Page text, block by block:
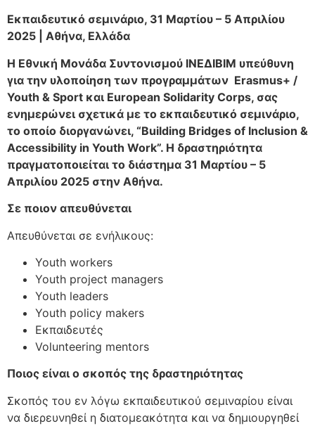
Εκπαιδευτικό σεμινάριο, 31 Μαρτίου – 5 Απριλίου
2025 | Αθήνα, Ελλάδα
Η Εθνική Μονάδα Συντονισμού ΙΝΕΔΙΒΙΜ υπεύθυνη
για την υλοποίηση των προγραμμάτων Erasmus+ /
Youth & Sport και European Solidarity Corps, σας
ενημερώνει σχετικά με το εκπαιδευτικό σεμινάριο,
το οποίο διοργανώνει, “Building Bridges of Inclusion &
Accessibility in Youth Work”. Η δραστηριότητα
πραγματοποιείται το διάστημα 31 Μαρτίου – 5
Απριλίου 2025 στην Αθήνα.
Σε ποιον απευθύνεται
Απευθύνεται σε ενήλικους:
Youth workers
Youth project managers
Youth leaders
Youth policy makers
Εκπαιδευτές
Volunteering mentors
Ποιος είναι ο σκοπός της δραστηριότητας
Σκοπός του εν λόγω εκπαιδευτικού σεμιναρίου είναι
να διερευνηθεί η διατομεακότητα και να δημιουργηθεί